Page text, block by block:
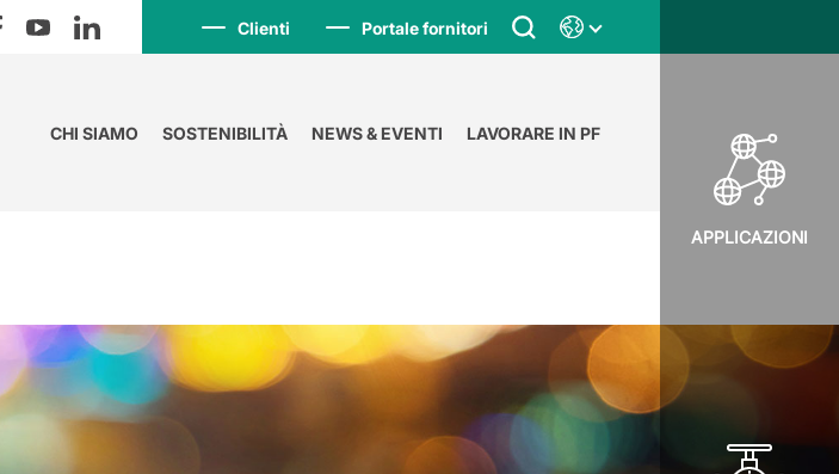
Clienti Portale fornitori
CHI SIAMO SOSTENIBILITÀ NEWS & EVENTI LAVORARE IN PF
APPLICAZIONI